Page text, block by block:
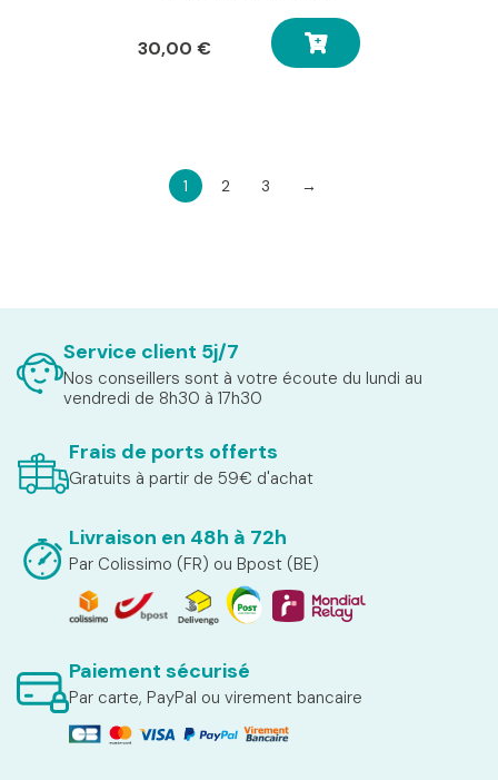
30,00 €
1 2 3 →
Service client 5j/7
Nos conseillers sont à votre écoute du lundi au
vendredi de 8h30 à 17h30
Frais de ports offerts
Gratuits à partir de 59€ d'achat
Livraison en 48h à 72h
Par Colissimo (FR) ou Bpost (BE)
Paiement sécurisé
Par carte, PayPal ou virement bancaire